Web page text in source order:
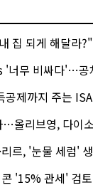
집 되게 해달라?"
'너무 비싸다'…공
공제까지 주는
리브영, 다이소 공
리르, '눈물 세럼'
관세' 검토…한